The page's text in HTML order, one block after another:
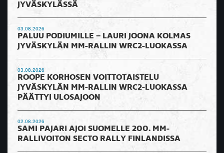
JYVÄSKYLÄSSÄ
03.08.2026
PALUU PODIUMILLE – LAURI JOONA KOLMAS
JYVÄSKYLÄN MM-RALLIN WRC2-LUOKASSA
03.08.2026
ROOPE KORHOSEN VOITTOTAISTELU
JYVÄSKYLÄN MM-RALLIN WRC2-LUOKASSA
PÄÄTTYI ULOSAJOON
02.08.2026
SAMI PAJARI AJOI SUOMELLE 200. MM-
RALLIVOITON SECTO RALLY FINLANDISSA